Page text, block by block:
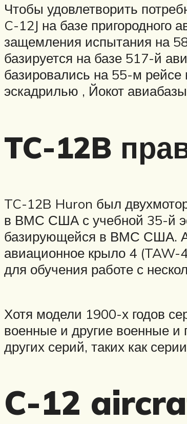
Чтобы удовлетворить
C-12J на базе пригородного
защемления испытания на
базируется на базе 517-й
базировались на 55-м
эскадрилью , Йокот
TC-12B
TC-12B Huron был
в ВМС США с учебной 35-й
базирующейся в ВМС США.
авиационное крыло 4
для обучения работе с
Хотя модели 1900-х годов
военные и другие военные
других серий, таких как
C-12